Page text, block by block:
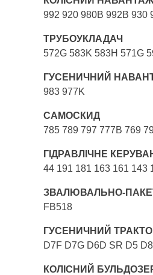
992 920 980B 992B 930
ТРУБОУКЛАДАЧ
572G 583K 583H 571G
ГУСЕНИЧНИЙ
983 977K
САМОСКИД
785 789 797 777B 769
ГІДРАВЛІЧНЕ
44 191 181 163 161 143
ЗВАЛЮВАЛЬНО-
FB518
ГУСЕНИЧНИЙ
D7F D7G D6D SR D5
КОЛІСНИЙ